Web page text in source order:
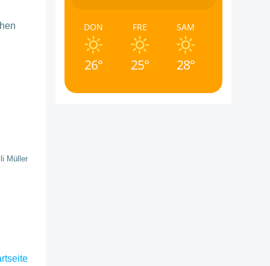
Müller
DON
26°
FRE
25°
SAM
28°